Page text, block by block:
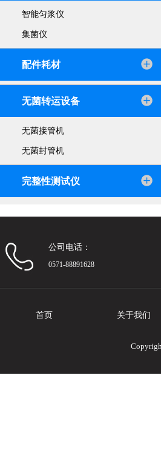
智能匀浆仪
集菌仪
配件耗材
无菌转运设备
无菌接管机
无菌封管机
完整性测试仪
公司电话：
0571-88891628
首页 关于我们